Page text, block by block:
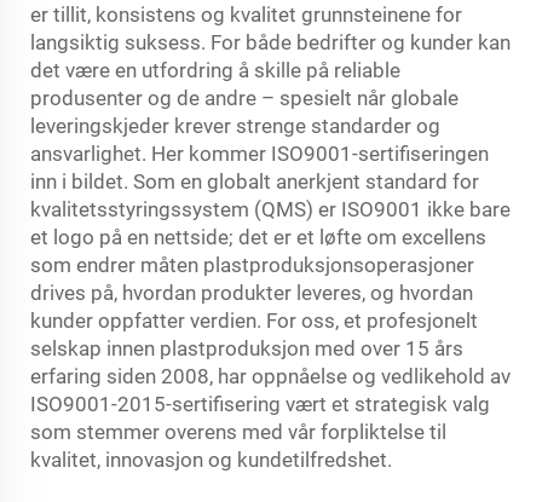
er tillit, konsistens og kvalitet grunnsteinene for
langsiktig suksess. For både bedrifter og kunder kan
det være en utfordring å skille på reliable
produsenter og de andre – spesielt når globale
leveringskjeder krever strenge standarder og
ansvarlighet. Her kommer ISO9001-sertifiseringen
inn i bildet. Som en globalt anerkjent standard for
kvalitetsstyringssystem (QMS) er ISO9001 ikke bare
et logo på en nettside; det er et løfte om excellens
som endrer måten plastproduksjonsoperasjoner
drives på, hvordan produkter leveres, og hvordan
kunder oppfatter verdien. For oss, et profesjonelt
selskap innen plastproduksjon med over 15 års
erfaring siden 2008, har oppnåelse og vedlikehold av
ISO9001-2015-sertifisering vært et strategisk valg
som stemmer overens med vår forpliktelse til
kvalitet, innovasjon og kundetilfredshet.